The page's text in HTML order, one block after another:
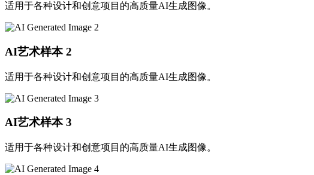
适用于各种设计和创意项目的高质量AI生成图像。
AI艺术样本 2
适用于各种设计和创意项目的高质量AI生成图像。
AI艺术样本 3
适用于各种设计和创意项目的高质量AI生成图像。